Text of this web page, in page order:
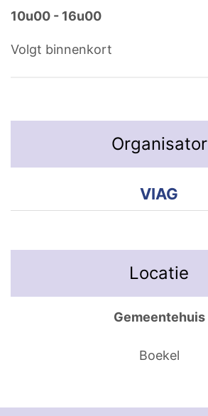
10u00 - 16u00
Volgt binnenkort
Organisator
VIAG
Locatie
Gemeentehuis
Boekel